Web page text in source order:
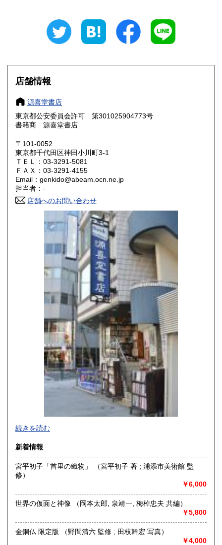
880円 三重県
大阪府
奈良県
鳥取県 1,150円 島根県
岡山県
山口県 1,150円
香川県 愛媛県
高知県 1,150円
1,410円 長崎県
1,410円 大分県
1,410円 鹿児島県
1,450円
店舗情報
源喜堂書店
東京都公安委員会許可 第301025904773号
書籍商 源喜堂書店
〒101-0052
東京都千代田区神田小川町3-1
ＴＥＬ：03-3291-5081
ＦＡＸ：03-3291-4155
Email：genkido@abeam.ocn.ne.jp
担当者：-
店舗へのお問い合わせ
最寄駅：小川町駅より徒歩3分 神保町駅より徒歩5分
営業時間：源喜堂書店
定休日：日曜 祭日は不定休
美術一般、江戸期和本、古文書、書画幅、版画、肉筆原稿
取り扱い分野
続きを読む
新着情報
宮平初子「首里の織物」 （宮平初子 著 ; 浦添市美術館 監
修）
￥6,000
世界の仮面と神像 （岡本太郎, 泉靖一, 梅棹忠夫 共編）
￥5,800
金銅仏 限定版 （野間清六 監修 ; 田枝幹宏 写真）
￥4,000